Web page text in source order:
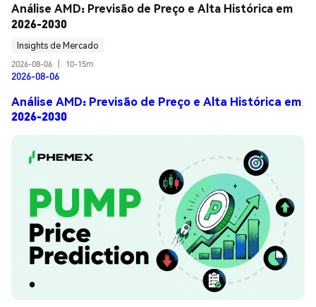
Análise AMD: Previsão de Preço e Alta Histórica em
2026-2030
Insights de Mercado
2026-08-06
10-15m
2026-08-06
Análise AMD: Previsão de Preço e Alta Histórica em
2026-2030